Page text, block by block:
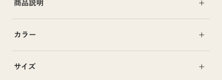
商品説明
カラー
サイズ